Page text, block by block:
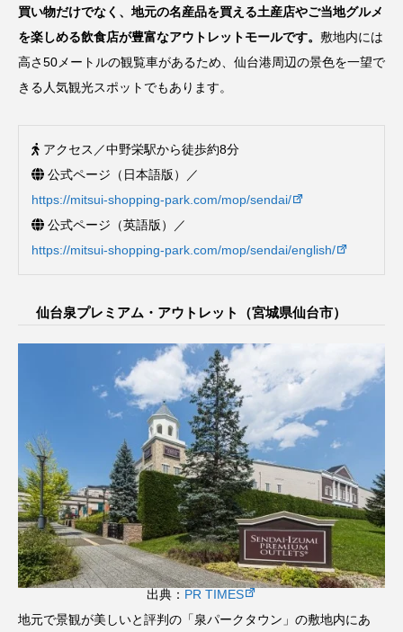
買い物だけでなく、地元の名産品を買える土産店やご当地グルメ
を楽しめる飲食店が豊富なアウトレットモールです。 敷地内には
高さ50メートルの観覧車があるため、仙台港周辺の景色を一望で
きる人気観光スポットでもあります。
アクセス／中野栄駅から徒歩約8分
公式ページ（日本語版）／
https://mitsui-shopping-park.com/mop/sendai/
公式ページ（英語版）／
https://mitsui-shopping-park.com/mop/sendai/english/
仙台泉プレミアム・アウトレット（宮城県仙台市）
出典： PR TIMES
地元で景観が美しいと評判の「泉パークタウン」の敷地内にあ